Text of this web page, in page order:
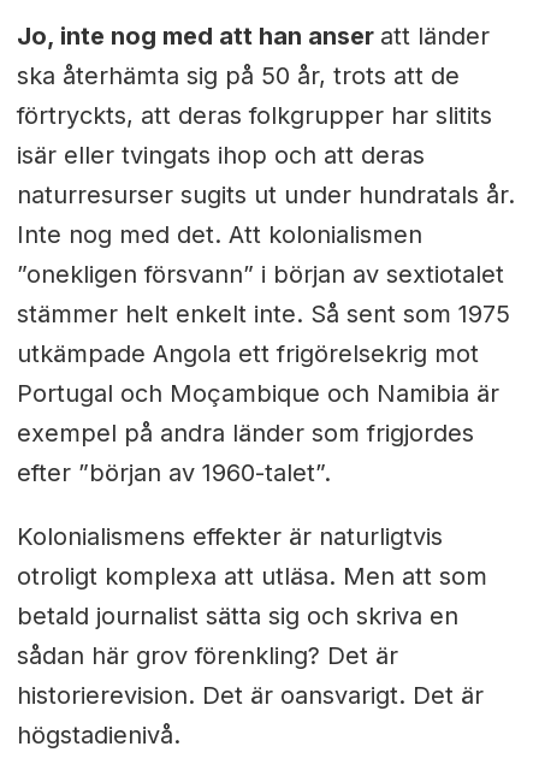
Jo, inte nog med att han anser att länder
ska återhämta sig på 50 år, trots att de
förtryckts, att deras folkgrupper har slitits
isär eller tvingats ihop och att deras
naturresurser sugits ut under hundratals år.
Inte nog med det. Att kolonialismen
”onekligen försvann” i början av sextiotalet
stämmer helt enkelt inte. Så sent som 1975
utkämpade Angola ett frigörelsekrig mot
Portugal och Moçambique och Namibia är
exempel på andra länder som frigjordes
efter ”början av 1960-talet”.
Kolonialismens effekter är naturligtvis
otroligt komplexa att utläsa. Men att som
betald journalist sätta sig och skriva en
sådan här grov förenkling? Det är
historierevision. Det är oansvarigt. Det är
högstadienivå.